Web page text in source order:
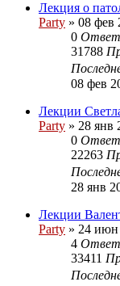
Лекция о
Party » 08 фев
0
31788
08 фев
Лекции
Party » 28 янв
0
22263
28 янв
Лекции
Party » 24 июн
4
33411